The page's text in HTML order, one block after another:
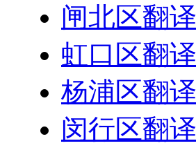
闸北区翻译
虹口区翻译
杨浦区翻译
闵行区翻译